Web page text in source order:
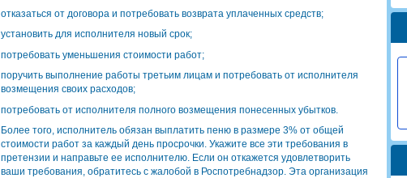
отказаться от договора и потребовать возврата уплаченных средств;
установить для исполнителя новый срок;
потребовать уменьшения стоимости работ;
поручить выполнение работы третьим лицам и потребовать от исполнителя
возмещения своих расходов;
потребовать от исполнителя полного возмещения понесенных убытков.
Более того, исполнитель обязан выплатить пеню в размере 3% от общей
стоимости работ за каждый день просрочки. Укажите все эти требования в
претензии и направьте ее исполнителю. Если он откажется удовлетворить
ваши требования, обратитесь с жалобой в Роспотребнадзор. Эта организация